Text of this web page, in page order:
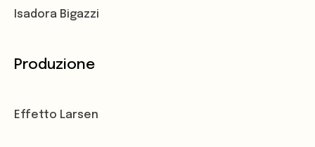
Isadora Bigazzi
Produzione
Effetto Larsen